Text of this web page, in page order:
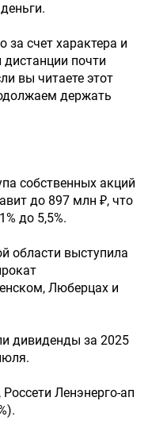
за счет характера и
почти
вы читаете этот
держать
собственных акций
до 897 млн ₽, что
до 5,5%.
области выступила
Люберцах и
дивиденды за 2025
Россети Ленэнерго-ап